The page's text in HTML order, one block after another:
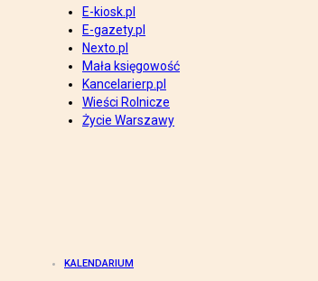
E-kiosk.pl
E-gazety.pl
Nexto.pl
Mała księgowość
Kancelarierp.pl
Wieści Rolnicze
Życie Warszawy
KALENDARIUM